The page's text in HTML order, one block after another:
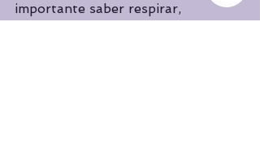
importante saber respirar,